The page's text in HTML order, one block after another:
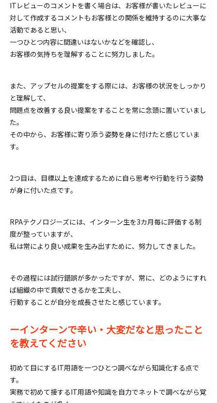
ITレビューのコメントを書く場合は、お客様が書いたレビューに
対して作成するコメントもお客様との関係を維持するのに大事な
活動であると思い、
一つひとつ内容に間違いはないかなどを確認し、
お客様の気持ちを理解することに努力しました。
また、アップセルの提案をする際には、お客様の状況をしっかり
と理解して、
問題点を改善する良い提案をすることを常に念頭に置いていまし
た。
その中から、お客様に寄り添う姿勢を身に付けたと感じていま
す。
2つ目は、目標以上を達成するために自ら思考や行動を行う姿勢
が身に付いた点です。
RPAテクノロジーズには、インターン生を3カ月毎に評価する制
度が整っていますが、
私は常により良い成果を生み出すために、努力してきました。
その過程には試行錯誤が多かったですが、常に、どのようにすれ
ば組織の中で貢献できるかを工夫し、
行動することが自分を成長させたと感じています。
ーインターンで辛い・大変だなと思ったこと
を教えてください
初めて目にするIT用語を一つひとつ調べながら知識化する点で
す。
実務で初めて接するIT用語や知識を自力でネットで調べながら覚